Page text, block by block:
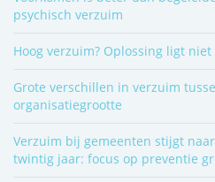
psychisch verzuim
Hoog verzuim? Oplossing ligt
Grote verschillen in verzuim
organisatiegrootte
Verzuim bij gemeenten stijgt
twintig jaar: focus op preventie